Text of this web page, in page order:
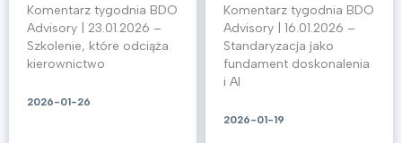
Komentarz tygodnia BDO
Advisory | 23.01.2026 –
Szkolenie, które odciąża
kierownictwo
2026-01-26
Komentarz tygodnia BDO
Advisory | 16.01.2026 –
Standaryzacja jako
fundament doskonalenia
i AI
2026-01-19